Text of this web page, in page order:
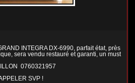
INTEGRA DX-6990, parfait état, près
sera vendu restauré et garanti, un must
0760321957
SVP !